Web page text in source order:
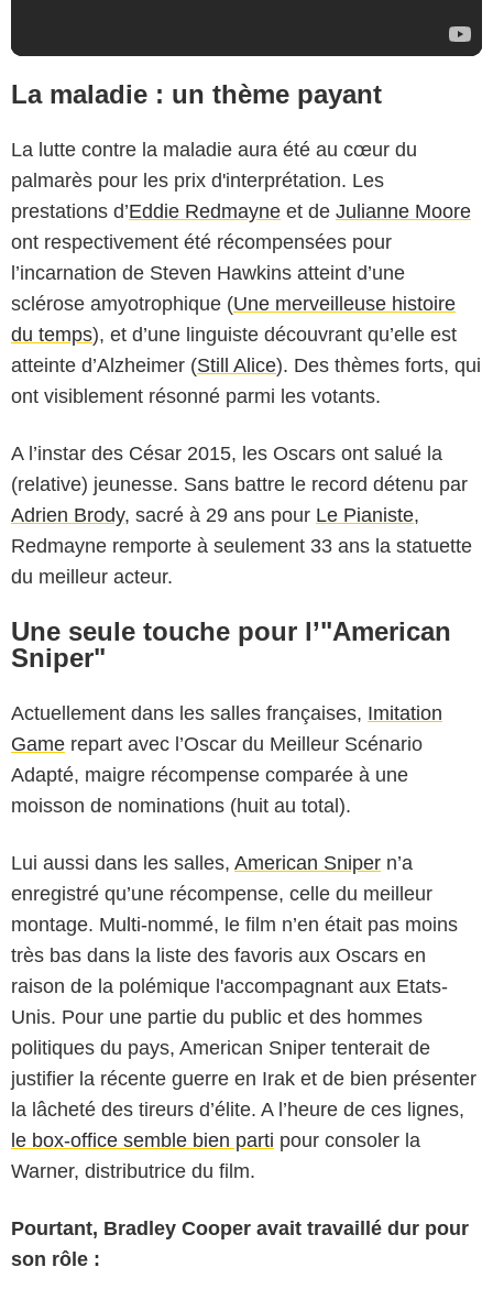
La maladie : un thème payant
La lutte contre la maladie aura été au cœur du
palmarès pour les prix d'interprétation. Les
prestations d’Eddie Redmayne et de Julianne Moore
ont respectivement été récompensées pour
l’incarnation de Steven Hawkins atteint d’une
sclérose amyotrophique (Une merveilleuse histoire
du temps), et d’une linguiste découvrant qu’elle est
atteinte d’Alzheimer (Still Alice). Des thèmes forts, qui
ont visiblement résonné parmi les votants.
A l’instar des César 2015, les Oscars ont salué la
(relative) jeunesse. Sans battre le record détenu par
Adrien Brody, sacré à 29 ans pour Le Pianiste,
Redmayne remporte à seulement 33 ans la statuette
du meilleur acteur.
Une seule touche pour l’"American
Sniper"
Actuellement dans les salles françaises, Imitation
Game repart avec l’Oscar du Meilleur Scénario
Adapté, maigre récompense comparée à une
moisson de nominations (huit au total).
Lui aussi dans les salles, American Sniper n’a
enregistré qu’une récompense, celle du meilleur
montage. Multi-nommé, le film n’en était pas moins
très bas dans la liste des favoris aux Oscars en
raison de la polémique l'accompagnant aux Etats-
Unis. Pour une partie du public et des hommes
politiques du pays, American Sniper tenterait de
justifier la récente guerre en Irak et de bien présenter
la lâcheté des tireurs d’élite. A l’heure de ces lignes,
le box-office semble bien parti pour consoler la
Warner, distributrice du film.
Pourtant, Bradley Cooper avait travaillé dur pour
son rôle :